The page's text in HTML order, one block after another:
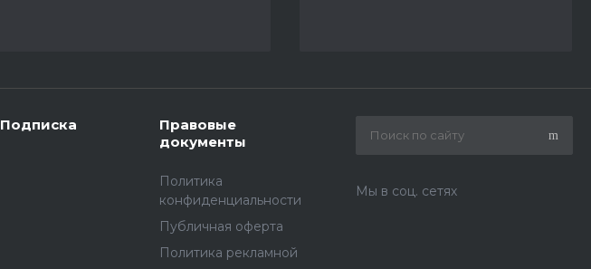
Подписка
Правовые
документы
Политика
конфиденциальности
Публичная оферта
Политика рекламной
Мы в соц. сетях